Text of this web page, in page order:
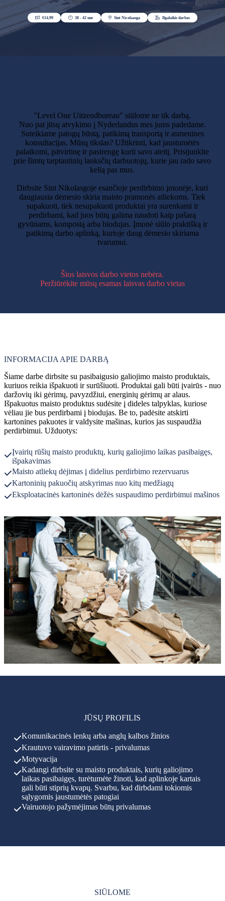
"Level One Uitzendbureau" siūlome ne tik darbą.
Nuo pat jūsų atvykimo į Nyderlandus mes jums padedame.
Suteikiame patogų būstą, patikimą transportą ir asmenines
konsultacijas. Mūsų tikslas? Užtikrinti, kad jaustumėtės
palaikomi, įsitvirtinę ir pasirengę kurti savo ateitį. Prisijunkite
prie šimtų tarptautinių lanksčių darbuotojų, kurie jau rado savo
kelią pas mus.
Dirbsite Sint Nikolasgoje esančioje perdirbimo įmonėje, kuri
daugiausia dėmesio skiria maisto pramonės atliekoms. Tiek
supakuoti, tiek nesupakuoti produktai yra surenkami ir
perdirbami, kad juos būtų galima naudoti kaip pašarą
gyvūnams, kompostą arba biodujas. Įmonė siūlo praktišką ir
patikimą darbo aplinką, kurioje daug dėmesio skiriama
tvarumui.
Šios laisvos darbo vietos nebėra.
Peržiūrėkite mūsų esamas laisvas darbo vietas
INFORMACIJA APIE DARBĄ
Šiame darbe dirbsite su pasibaigusio galiojimo maisto produktais,
kuriuos reikia išpakuoti ir surūšiuoti. Produktai gali būti įvairūs - nuo
daržovių iki gėrimų, pavyzdžiui, energinių gėrimų ar alaus.
Išpakuotus maisto produktus sudėsite į dideles talpyklas, kuriose
vėliau jie bus perdirbami į biodujas. Be to, padėsite atskirti
kartonines pakuotes ir valdysite mašinas, kurios jas suspaudžia
perdirbimui. Užduotys:
Įvairių rūšių maisto produktų, kurių galiojimo laikas pasibaigęs,
išpakavimas
Maisto atliekų dėjimas į didelius perdirbimo rezervuarus
Kartoninių pakuočių atskyrimas nuo kitų medžiagų
Eksploatacinės kartoninės dėžės suspaudimo perdirbimui mašinos
JŪSŲ PROFILIS
Komunikacinės lenkų arba anglų kalbos žinios
Krautuvo vairavimo patirtis - privalumas
Motyvacija
Kadangi dirbsite su maisto produktais, kurių galiojimo
laikas pasibaigęs, turėtumėte žinoti, kad aplinkoje kartais
gali būti stiprių kvapų. Svarbu, kad dirbdami tokiomis
sąlygomis jaustumėtės patogiai
Vairuotojo pažymėjimas būtų privalumas
SIŪLOME